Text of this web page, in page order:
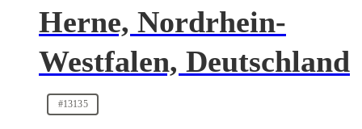
Herne, Nordrhein-
Westfalen, Deutschland
#13135